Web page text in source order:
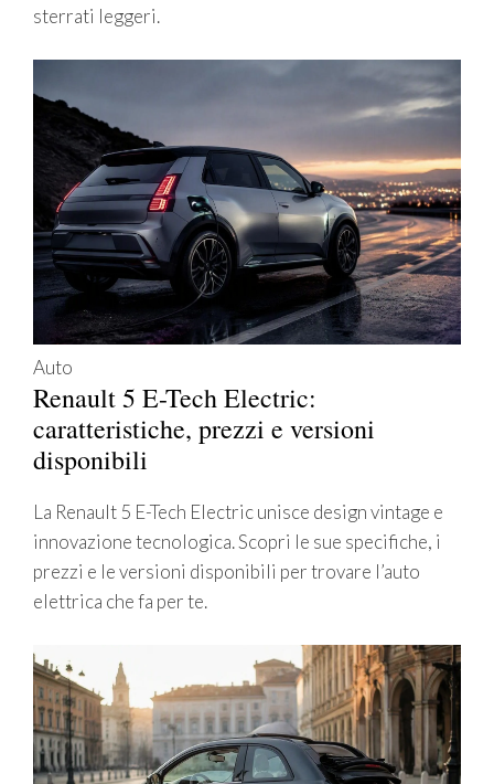
sterrati leggeri.
Auto
Renault 5 E-Tech Electric:
caratteristiche, prezzi e versioni
disponibili
La Renault 5 E-Tech Electric unisce design vintage e
innovazione tecnologica. Scopri le sue specifiche, i
prezzi e le versioni disponibili per trovare l’auto
elettrica che fa per te.